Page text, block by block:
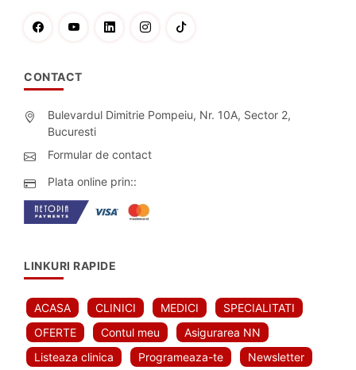
CONTACT
Bulevardul Dimitrie Pompeiu, Nr. 10A, Sector 2,
Bucuresti
Formular de contact
Plata online prin::
LINKURI RAPIDE
ACASA CLINICI MEDICI
SPECIALITATI
OFERTE
Contul meu
Asigurarea NN
Listeaza clinica
Programeaza-te Newsletter